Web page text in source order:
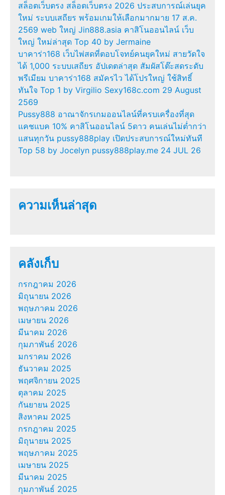
สล็อตเว็บตรง สล็อตเว็บตรง 2026 ประสบการณ์เล่นยุค
ใหม่ ระบบเสถียร พร้อมเกมให้เลือกมากมาย 17 ส.ค.
2569 web ใหญ่ Jin888.asia คาสิโนออนไลน์ เว็บ
ใหญ่ ใหม่ล่าสุด Top 40 by Jermaine
บาคาร่า168 เว็บไพ่สดที่ตอบโจทย์คนยุคใหม่ สายวัดใจ
ได้ 1,000 ระบบเสถียร อัปเดตล่าสุด สัมผัสโต๊ะสดระดับ
พรีเมียม บาคาร่า168 สมัครไว ได้โปรใหญ่ ใช้สิทธิ์
ทันใจ Top 1 by Virgilio Sexy168c.com 29 August
2569
Pussy888 อาณาจักรเกมออนไลน์ที่ครบเครื่องที่สุด
แคชแบค 10% คาสิโนออนไลน์ 5ดาว คนเล่นไม่ต่ำกว่า
แสนทุกวัน pussy888play เปิดประสบการณ์ใหม่ทันที
Top 58 by Jocelyn pussy888play.me 24 JUL 26
ความเห็นล่าสุด
คลังเก็บ
กรกฎาคม 2026
มิถุนายน 2026
พฤษภาคม 2026
เมษายน 2026
มีนาคม 2026
กุมภาพันธ์ 2026
มกราคม 2026
ธันวาคม 2025
พฤศจิกายน 2025
ตุลาคม 2025
กันยายน 2025
สิงหาคม 2025
กรกฎาคม 2025
มิถุนายน 2025
พฤษภาคม 2025
เมษายน 2025
มีนาคม 2025
กุมภาพันธ์ 2025